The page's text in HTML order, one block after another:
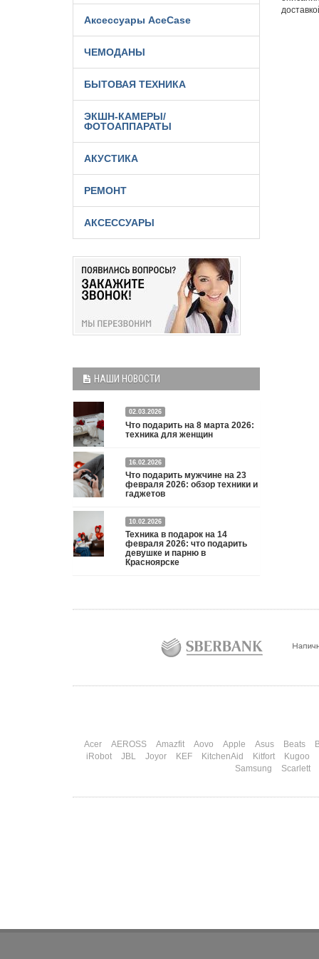
Аксессуары AceCase
ЧЕМОДАНЫ
БЫТОВАЯ ТЕХНИКА
ЭКШН-КАМЕРЫ/
ФОТОАППАРАТЫ
АКУСТИКА
РЕМОНТ
АКСЕССУАРЫ
НАШИ НОВОСТИ
02.03.2026
Что подарить на 8 марта 2026:
техника для женщин
Что подарить на 8 марта 2026: техника для
женщин
Подробнее
16.02.2026
Что подарить мужчине на 23
февраля 2026: обзор техники и
гаджетов
Двадцать третье февраля — праздник, на который
мужчины делают вид, что им все равно. А потом
три дня рассказывают коллегам, какую колонку /
приставку / камеру им подарили. Не верьте
словам — верьте глазам, которые загораются при
10.02.2026
Техника в подарок на 14
февраля 2026: что подарить
девушке и парню в
Красноярске
коллеги скидываются «на что-нибудь мужское» к
самый коварный: дарить нужно обоим, а
промахнуться нельзя ни с одним
Acer AEROSS Amazfit Aovo Apple Asus Beats
iRobot
JBL Joyor KEF KitchenAid Kitfort Kugoo
Samsung
Scarlett